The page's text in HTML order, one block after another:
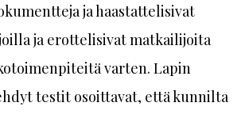
ja haastattelisivat
ja erottelisivat matkailijoita
varten. Lapin
testit osoittavat, että kunnilta